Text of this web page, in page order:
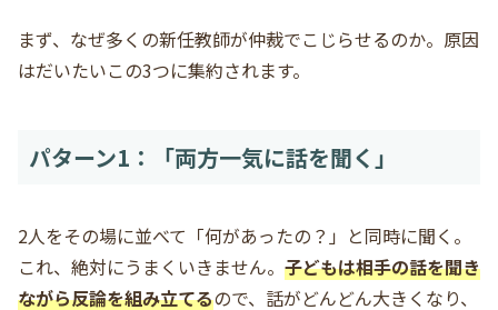
まず、なぜ多くの新任教師が仲裁でこじらせるのか。原因
はだいたいこの3つに集約されます。
パターン1：「両方一気に話を聞く」
2人をその場に並べて「何があったの？」と同時に聞く。
これ、絶対にうまくいきません。 子どもは相手の話を聞き
ながら反論を組み立てるので、話がどんどん大きくなり、